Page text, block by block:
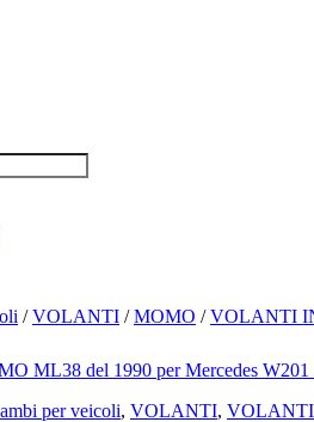
/VOLANTI /MOMO /VOLANTI
per veicoli, VOLANTI,